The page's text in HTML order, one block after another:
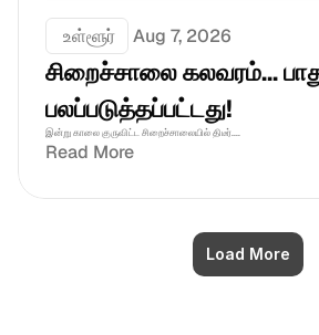
உள்ளூர் Aug 7, 2026
சிறைச்சாலை கலவரம்...
பலப்படுத்தப்பட்டது!
இன்று காலை குருவிட்ட சிறைச்சாலையில் திடீர்....
Read More
Load More